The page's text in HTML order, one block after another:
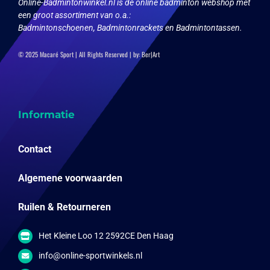
Online-Badmintonwinkel.nl is dé online badminton webshop met
een groot assortiment van o.a.:
Badmintonschoenen, Badmintonrackets en Badmintontassen.
© 2025 Macaré Sport | All Rights Reserved | by:Ber|Art
Informatie
Contact
Algemene voorwaarden
Ruilen & Retourneren
Het Kleine Loo 12 2592CE Den Haag
info@online-sportwinkels.nl